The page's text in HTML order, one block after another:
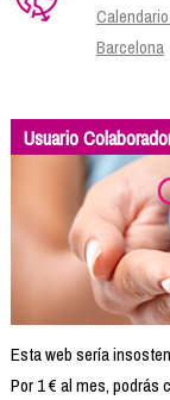
Barcelona
Usuario
Esta web sería
Por 1 € al mes, podrás